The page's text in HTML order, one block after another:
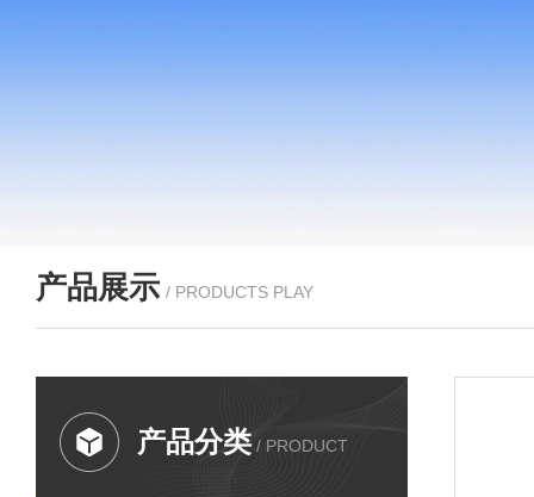
产品展示 / PRODUCTS PLAY
产品分类 / PRODUCT